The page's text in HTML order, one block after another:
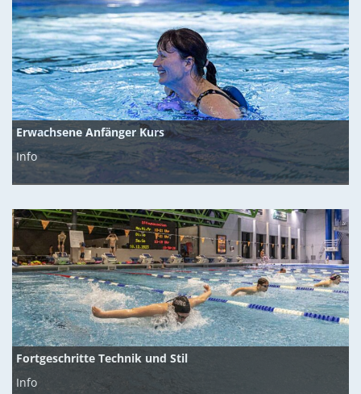
Erwachsene Anfänger Kurs
Info
Fortgeschritte Technik und Stil
Info